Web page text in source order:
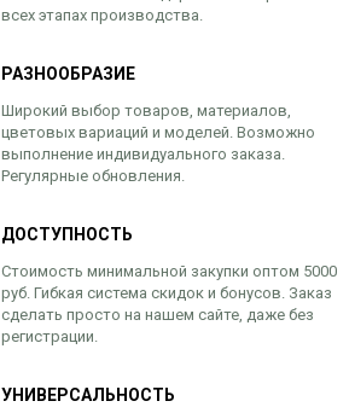
всех этапах производства.
РАЗНООБРАЗИЕ
Широкий выбор товаров, материалов,
цветовых вариаций и моделей. Возможно
выполнение индивидуального заказа.
Регулярные обновления.
ДОСТУПНОСТЬ
Стоимость минимальной закупки оптом 5000
руб. Гибкая система скидок и бонусов. Заказ
сделать просто на нашем сайте, даже без
регистрации.
УНИВЕРСАЛЬНОСТЬ